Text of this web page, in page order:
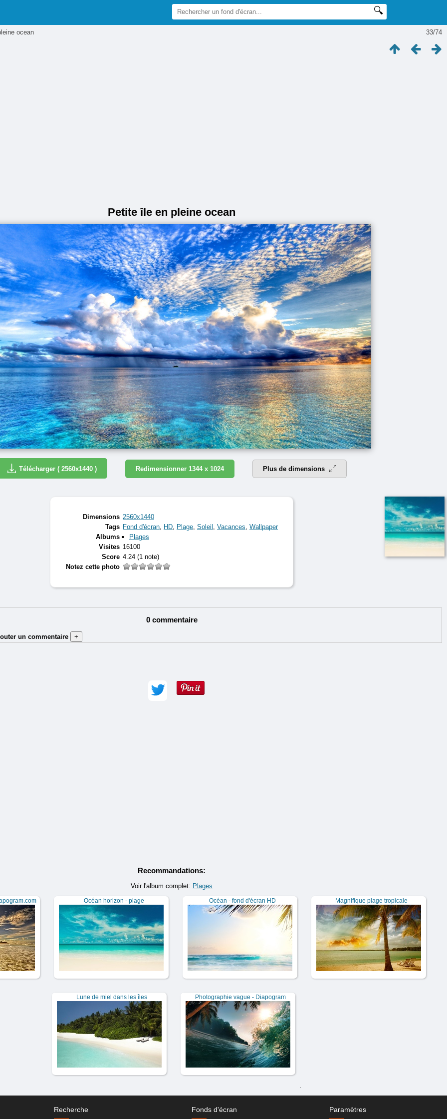
33/74
ocean
Petite île en pleine ocean
Télécharger ( 2560x1440 ) Redimensionner 1344 x 1024 Plus de dimensions
Dimensions 2560x1440
Tags Fond d'écran, HD, Plage, Soleil , Vacances, Wallpaper
Albums
Plages
Visites 16100
Score 4.24 (1 note)
Notez cette photo
0 commentaire
un commentaire
+
Recommandations:
Voir l'album complet: Plages
Océan horizon - plage Océan - fond d'écran HD Magnifique plage tropicale
Lune de miel dans les îles Photographie vague - Diapogram
Recherche Fonds d'écran Paramètres